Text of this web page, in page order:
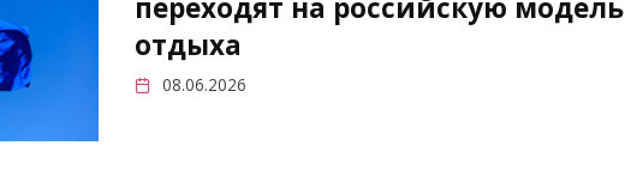
переходят на российскую модель
отдыха
08.06.2026